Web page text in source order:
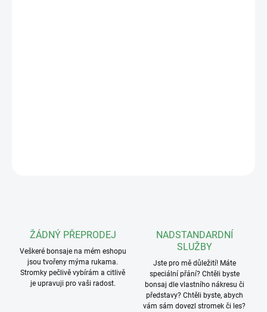
ŽÁDNÝ PŘEPRODEJ
Veškeré bonsaje na mém eshopu
jsou tvořeny mýma rukama.
Stromky pečlivě vybírám a citlivě
je upravuji pro vaši radost.
NADSTANDARDNÍ
SLUŽBY
Jste pro mě důležití! Máte
speciální přání? Chtěli byste
bonsaj dle vlastního nákresu či
představy? Chtěli byste, abych
vám sám dovezl stromek či les?